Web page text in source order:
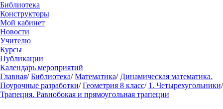
Библиотека
Конструкторы
Мой кабинет
Новости
Учителю
Курсы
Публикации
Календарь мероприятий
Главная/ Библиотека/ Математика/ Динамическая математика.
Поурочные разработки/ Геометрия 8 класс/ 1. Четырехугольники/
Трапеция. Равнобокая и прямоугольная трапеции